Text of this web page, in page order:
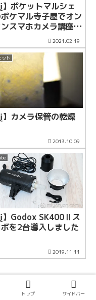
】ポケットマルシェ
ケマル寺子屋でオン
スマホカメラ講座を
させて頂きました！！
2021.02.19
ット
】カメラ保管の乾燥
2013.10.09
】Godox SK400Ⅱス
ボを2台導入しました
2019.11.11
ク
トップ サイドバー